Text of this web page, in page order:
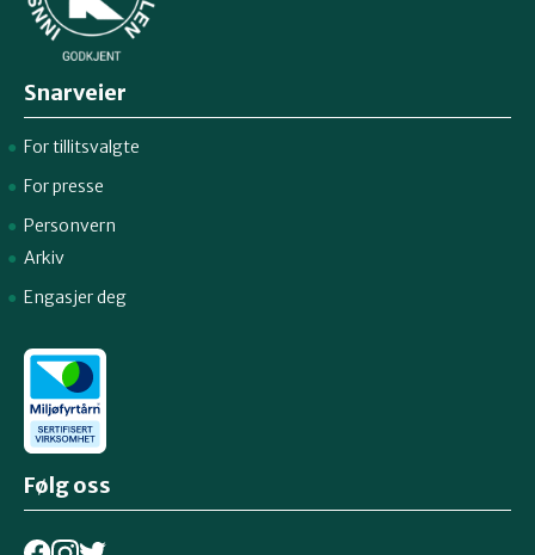
Snarveier
For tillitsvalgte
For presse
Personvern
Arkiv
Engasjer deg
Følg oss